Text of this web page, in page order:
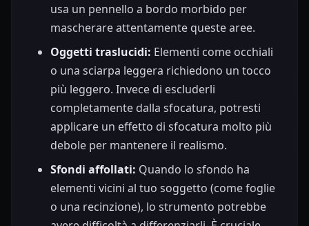
usa un pennello a bordo morbido per
mascherare attentamente queste aree.
Oggetti traslucidi: Elementi come occhiali
o una sciarpa leggera richiedono un tocco
più leggero. Invece di escluderli
completamente dalla sfocatura, potresti
applicare un effetto di sfocatura molto più
debole per mantenere il realismo.
Sfondi affollati: Quando lo sfondo ha
elementi vicini al tuo soggetto (come foglie
o una recinzione), lo strumento potrebbe